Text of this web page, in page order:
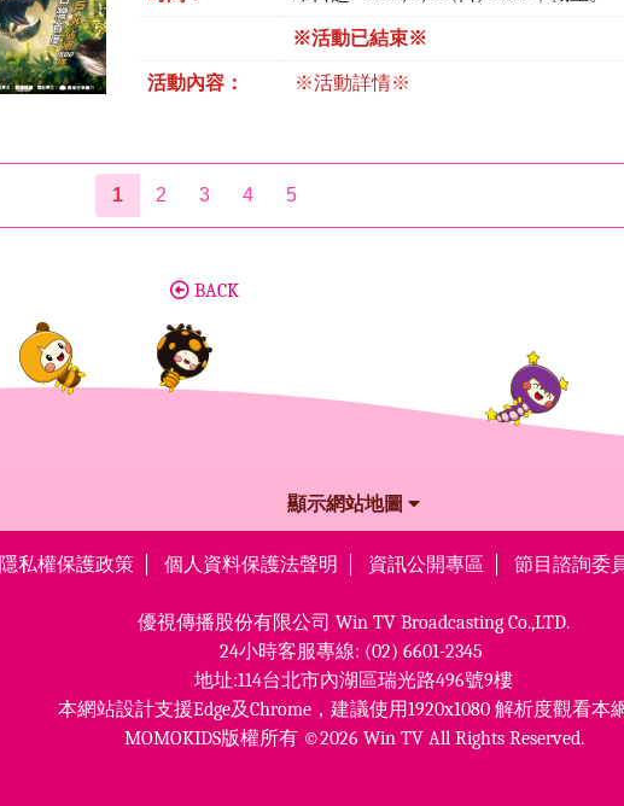
※活動已結束※
活動內容： ※活動詳情※
1 2 3 4 5
BACK
顯示網站地圖
隱私權保護政策 個人資料保護法聲明 資訊公開專區 節目諮詢委
優視傳播股份有限公司 Win TV Broadcasting Co.,LTD.
24小時客服專線: (02) 6601-2345
地址:114台北市內湖區瑞光路496號9樓
本網站設計支援Edge及Chrome， 建議使用1920x1080 解析度觀看本
MOMOKIDS版權所有 ©2026 Win TV All Rights Reserved.